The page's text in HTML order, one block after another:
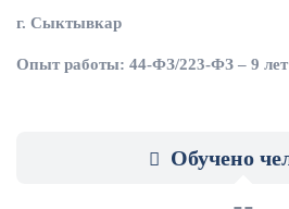
г. Сыктывкар
Опыт работы: 44-ФЗ/223-ФЗ – 9 лет
Обучено